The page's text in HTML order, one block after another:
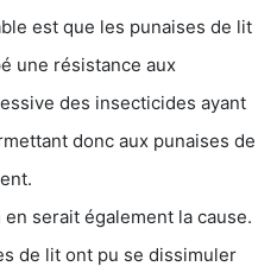
est que les punaises de lit
une résistance aux
des insecticides ayant
donc aux punaises de
serait également la cause.
de lit ont pu se dissimuler